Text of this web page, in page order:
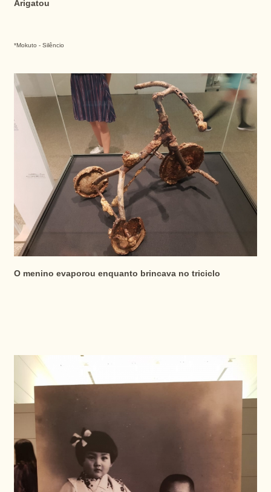
Arigatou
*Mokuto - Silêncio
O menino evaporou enquanto brincava no triciclo